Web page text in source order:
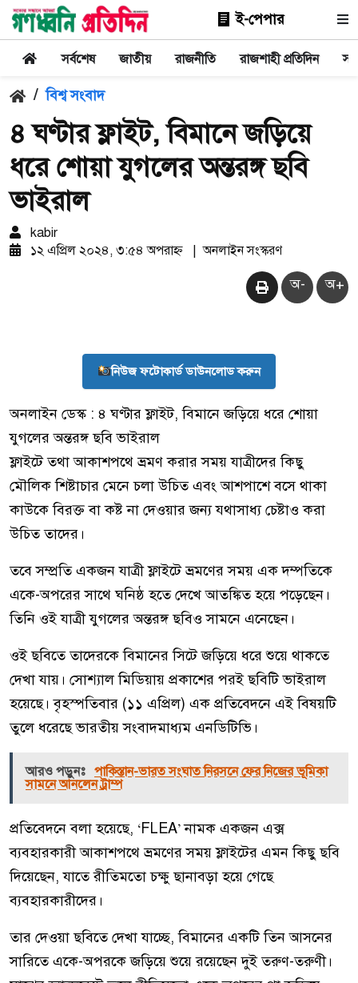
ই-পেপার
সর্বশেষ জাতীয় রাজনীতি রাজশাহী প্রতিদিন
/ বিশ্ব সংবাদ
৪ ঘণ্টার ফ্লাইট, বিমানে জড়িয়ে
ধরে শোয়া যুগলের অন্তরঙ্গ ছবি
ভাইরাল
kabir
১২ এপ্রিল ২০২৪, ৩:৫৪ অপরাহ্ন
| অনলাইন সংস্করণ
অ- অ+
নিউজ ফটোকার্ড ডাউনলোড করুন
অনলাইন ডেস্ক : ৪ ঘণ্টার ফ্লাইট, বিমানে জড়িয়ে ধরে শোয়া
যুগলের অন্তরঙ্গ ছবি ভাইরাল
ফ্লাইটে তথা আকাশপথে ভ্রমণ করার সময় যাত্রীদের কিছু
মৌলিক শিষ্টাচার মেনে চলা উচিত এবং আশপাশে বসে থাকা
কাউকে বিরক্ত বা কষ্ট না দেওয়ার জন্য যথাসাধ্য চেষ্টাও করা
উচিত তাদের।
তবে সম্প্রতি একজন যাত্রী ফ্লাইটে ভ্রমণের সময় এক দম্পতিকে
একে-অপরের সাথে ঘনিষ্ঠ হতে দেখে আতঙ্কিত হয়ে পড়েছেন।
তিনি ওই যাত্রী যুগলের অন্তরঙ্গ ছবিও সামনে এনেছেন।
ওই ছবিতে তাদেরকে বিমানের সিটে জড়িয়ে ধরে শুয়ে থাকতে
দেখা যায়। সোশ্যাল মিডিয়ায় প্রকাশের পরই ছবিটি ভাইরাল
হয়েছে। বৃহস্পতিবার (১১ এপ্রিল) এক প্রতিবেদনে এই বিষয়টি
তুলে ধরেছে ভারতীয় সংবাদমাধ্যম এনডিটিভি।
আরও পড়ুনঃ পাকিস্তান-ভারত সংঘাত নিরসনে ফের নিজের ভূমিকা
সামনে আনলেন ট্রাম্প
প্রতিবেদনে বলা হয়েছে, ‘FLEA’ নামক একজন এক্স
ব্যবহারকারী আকাশপথে ভ্রমণের সময় ফ্লাইটের এমন কিছু ছবি
দিয়েছেন, যাতে রীতিমতো চক্ষু ছানাবড়া হয়ে গেছে
ব্যবহারকারীদের।
তার দেওয়া ছবিতে দেখা যাচ্ছে, বিমানের একটি তিন আসনের
সারিতে একে-অপরকে জড়িয়ে শুয়ে রয়েছেন দুই তরুণ-তরুণী।